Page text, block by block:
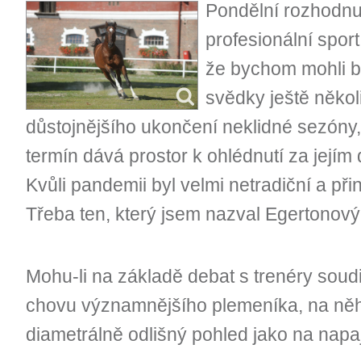
Pondělní
profesionální
že bychom mohli
svědky ještě
důstojnějšího ukončení neklidné
termín dává prostor k ohlédnutí za jejím
Kvůli pandemii byl velmi netradiční a
Třeba ten, který jsem nazval
Mohu-li na základě debat s trenéry
chovu významnějšího plemeníka, na
diametrálně odlišný pohled jako na